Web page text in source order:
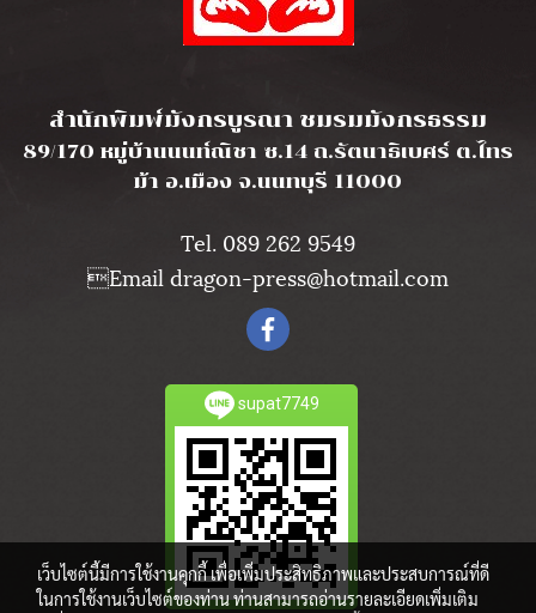
สำนักพิมพ์มังกรบูรณา ชมรมมังกรธรรม
89/170 หมู่บ้านนนท์ณิชา ซ.14 ถ.รัตนาธิเบศร์ ต.ไทร
ม้า อ.เมือง จ.นนทบุรี 11000
Tel. 089 262 9549
Email dragon-press@hotmail.com
supat7749
เว็บไซต์นี้มีการใช้งานคุกกี้ เพื่อเพิ่มประสิทธิภาพและประสบการณ์ที่ดี
ในการใช้งานเว็บไซต์ของท่าน ท่านสามารถอ่านรายละเอียดเพิ่มเติม